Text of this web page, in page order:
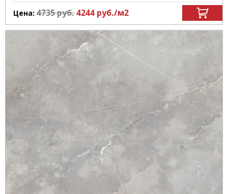
Цена: 4735руб.4244 руб./м2